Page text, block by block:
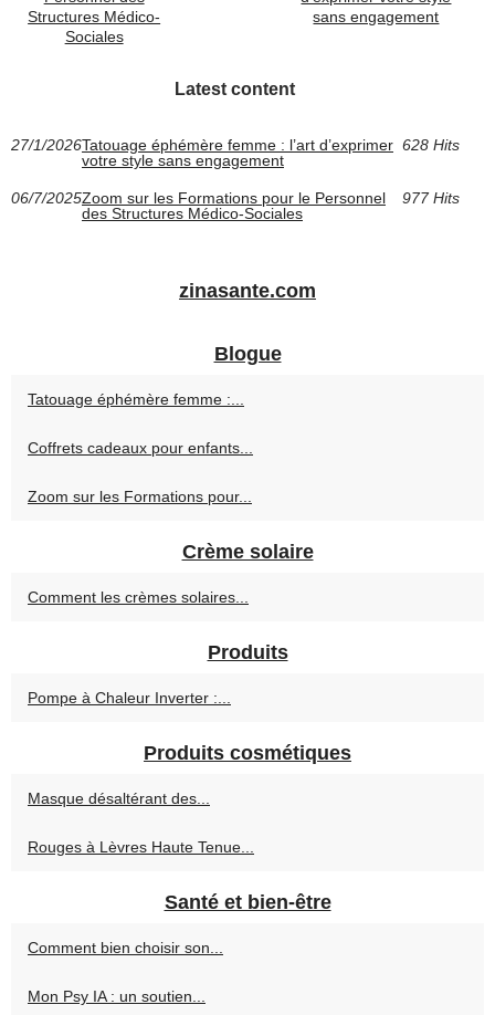
Structures Médico-
Sociales
sans engagement
Latest content
27/1/2026Tatouage éphémère femme : l’art d’exprimer
votre style sans engagement
628 Hits
06/7/2025Zoom sur les Formations pour le Personnel
des Structures Médico-Sociales
977 Hits
zinasante.com
Blogue
Tatouage éphémère femme :...
Coffrets cadeaux pour enfants...
Zoom sur les Formations pour...
Crème solaire
Comment les crèmes solaires...
Produits
Pompe à Chaleur Inverter :...
Produits cosmétiques
Masque désaltérant des...
Rouges à Lèvres Haute Tenue...
Santé et bien-être
Comment bien choisir son...
Mon Psy IA : un soutien...